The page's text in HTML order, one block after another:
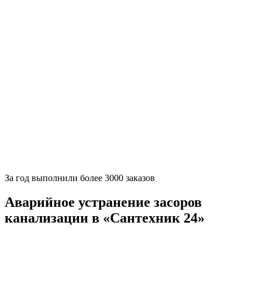
За год выполнили более 3000 заказов
Аварийное устранение засоров
канализации в «Сантехник 24»